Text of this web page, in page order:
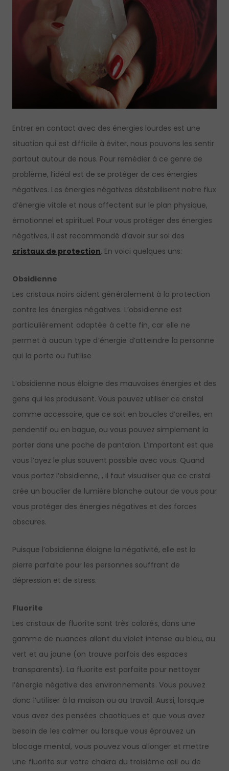
Entrer en contact avec des énergies lourdes est une
situation qui est difficile à éviter, nous pouvons les sentir
partout autour de nous. Pour remédier à ce genre de
problème, l’idéal est de se protéger de ces énergies
négatives. Les énergies négatives déstabilisent notre flux
d’énergie vitale et nous affectent sur le plan physique,
émotionnel et spirituel. Pour vous protéger des énergies
négatives, il est recommandé d’avoir sur soi des
cristaux de protection. En voici quelques uns:
Obsidienne
Les cristaux noirs aident généralement à la protection
contre les énergies négatives. L’obsidienne est
particulièrement adaptée à cette fin, car elle ne
permet à aucun type d’énergie d’atteindre la personne
qui la porte ou l’utilise
L’obsidienne nous éloigne des mauvaises énergies et des
gens qui les produisent. Vous pouvez utiliser ce cristal
comme accessoire, que ce soit en boucles d’oreilles, en
pendentif ou en bague, ou vous pouvez simplement la
porter dans une poche de pantalon. L’important est que
vous l’ayez le plus souvent possible avec vous. Quand
vous portez l’obsidienne, , il faut visualiser que ce cristal
crée un bouclier de lumière blanche autour de vous pour
vous protéger des énergies négatives et des forces
obscures.
Puisque l’obsidienne éloigne la négativité, elle est la
pierre parfaite pour les personnes souffrant de
dépression et de stress.
Fluorite
Les cristaux de fluorite sont très colorés, dans une
gamme de nuances allant du violet intense au bleu, au
vert et au jaune (on trouve parfois des espaces
transparents). La fluorite est parfaite pour nettoyer
l’énergie négative des environnements. Vous pouvez
donc l’utiliser à la maison ou au travail. Aussi, lorsque
vous avez des pensées chaotiques et que vous avez
besoin de les calmer ou lorsque vous éprouvez un
blocage mental, vous pouvez vous allonger et mettre
une fluorite sur votre chakra du troisième œil ou de